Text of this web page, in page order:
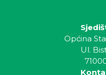
Općina
Ul.